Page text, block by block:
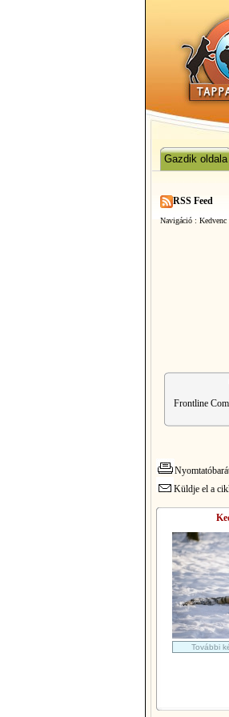
Gazdik oldala
RSS Feed
Navigáció :
Frontline
Küldje el a
További